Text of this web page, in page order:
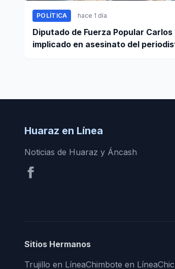
POLÍTICA hace 1 día
Diputado de Fuerza Popular
implicado en asesinato del
Huaraz en Línea
Noticias de Huaraz y Áncash
Sitios Hermanos
Trujillo en LíneaChimbote en Línea